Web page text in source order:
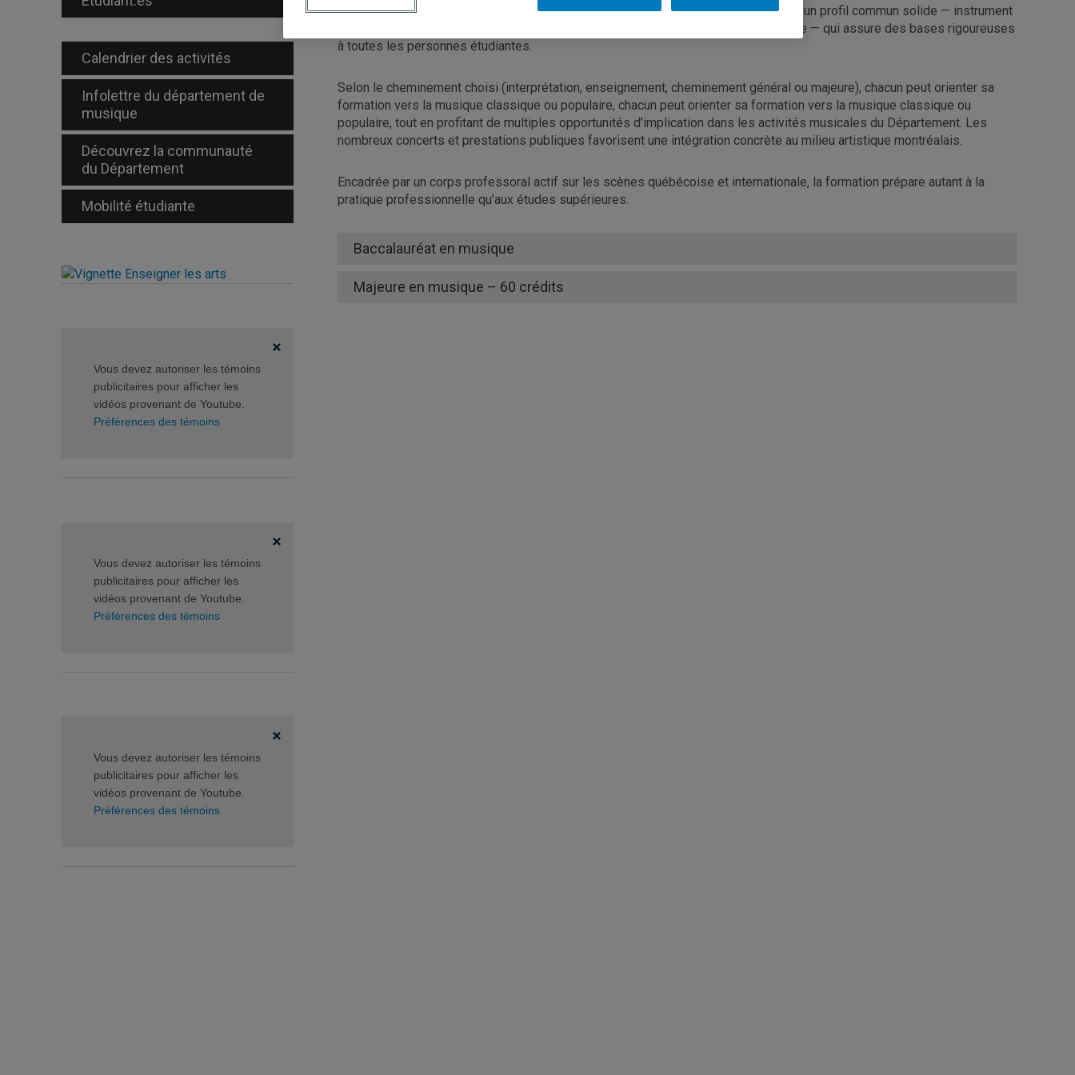
Calendrier des activités
Infolettre du département de
musique
Découvrez la communauté
du Département
Mobilité étudiante
Vous devez autoriser les témoins
publicitaires pour afficher les
vidéos provenant de Youtube.
Préférences des témoins
Vous devez autoriser les témoins
publicitaires pour afficher les
vidéos provenant de Youtube.
Préférences des témoins
Vous devez autoriser les témoins
publicitaires pour afficher les
vidéos provenant de Youtube.
Préférences des témoins
l’enseignement. Récemment repensés, ils proposent un parcours structuré autour d’un profil commun solide — instrument
individuel, musique d’ensemble, formation auditive, analyse et études de la musique — qui assure des bases rigoureuses
à toutes les personnes étudiantes.
Selon le cheminement choisi (interprétation, enseignement, cheminement général ou majeure), chacun peut orienter sa
formation vers la musique classique ou populaire, chacun peut orienter sa formation vers la musique classique ou
populaire, tout en profitant de multiples opportunités d’implication dans les activités musicales du Département. Les
nombreux concerts et prestations publiques favorisent une intégration concrète au milieu artistique montréalais.
Encadrée par un corps professoral actif sur les scènes québécoise et internationale, la formation prépare autant à la
pratique professionnelle qu’aux études supérieures.
Baccalauréat en musique
Majeure en musique – 60 crédits